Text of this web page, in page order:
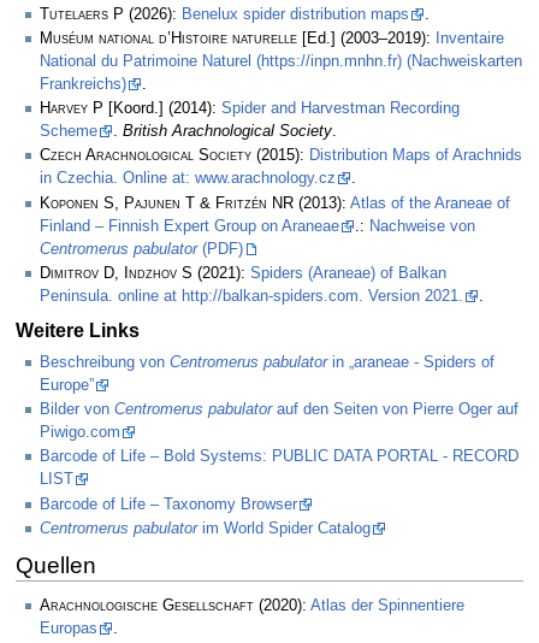
Tutelaers P (2026): Benelux spider distribution maps
Muséum national d’Histoire naturelle [Ed.] (2003–2019):
Inventaire
National du Patrimoine Naturel (https://inpn.mnhn.fr) (Nachweiskarten
Frankreichs)
.
Harvey P [Koord.] (2014): Spider and Harvestman Recording
Scheme
. British Arachnological Society.
Czech Arachnological Society (2015): Distribution Maps of Arachnids
in Czechia. Online at: www.arachnology.cz
.
Koponen S, Pajunen T & Fritzén NR (2013): Atlas of the Araneae of
Finland – Finnish Expert Group on Araneae
.: Nachweise von
Centromerus pabulator(PDF)
Dimitrov D, Indzhov S (2021): Spiders (Araneae) of Balkan
Peninsula. online at http://balkan-spiders.com. Version 2021.
.
Weitere Links
Beschreibung von Centromerus pabulatorin „araneae - Spiders of
Europe”
Bilder von Centromerus pabulatorauf den Seiten von Pierre Oger auf
Piwigo.com
Barcode of Life – Bold Systems: PUBLIC DATA PORTAL - RECORD
LIST
Barcode of Life – Taxonomy Browser
Centromerus pabulatorim World Spider Catalog
Quellen
Arachnologische Gesellschaft (2020): Atlas der Spinnentiere
Europas
.